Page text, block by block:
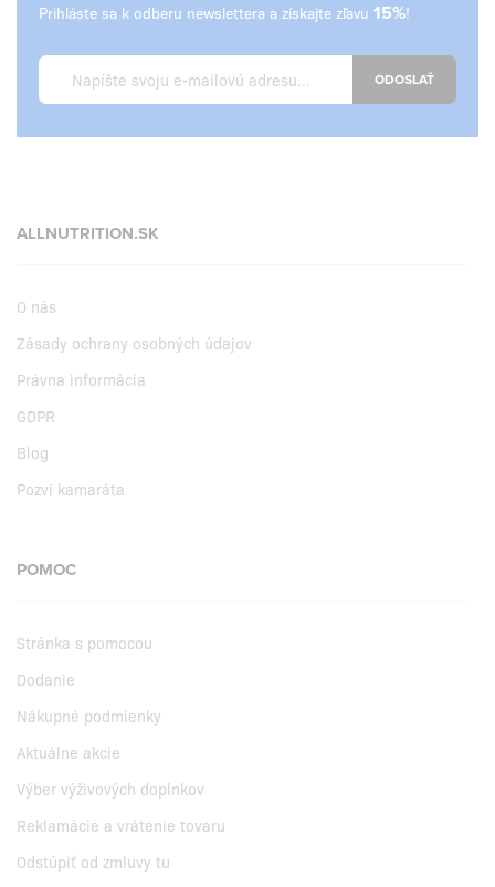
Prihláste sa k odberu newslettera a získajte zľavu 15%!
ODOSLAŤ
ALLNUTRITION.SK
O nás
Zásady ochrany osobných údajov
Právna informácia
GDPR
Blog
Pozvi kamaráta
POMOC
Stránka s pomocou
Dodanie
Nákupné podmienky
Aktuálne akcie
Výber výživových doplnkov
Reklamácie a vrátenie tovaru
Odstúpiť od zmluvy tu